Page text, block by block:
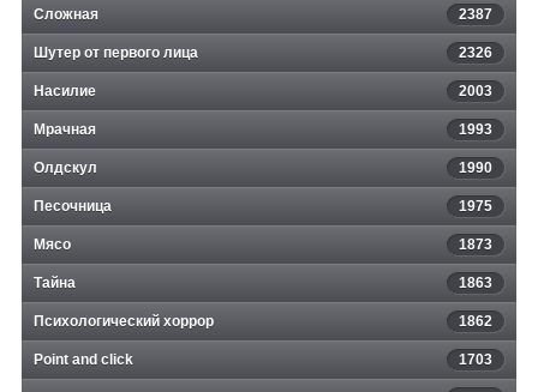
Сложная 2387
Шутер от первого лица 2326
Насилие 2003
Мрачная 1993
Олдскул 1990
Песочница 1975
Мясо 1873
Тайна 1863
Психологический хоррор 1862
Point and click 1703